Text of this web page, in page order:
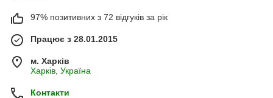
97% позитивних з 72 відгуків за рік
Працює з 28.01.2015
м. Харків
Харків, Україна
Контакти